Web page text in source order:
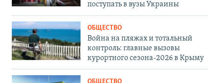
поступать в вузы Украины
ОБЩЕСТВО
Война на пляжах и тотальный
контроль: главные вызовы
курортного сезона-2026 в Крыму